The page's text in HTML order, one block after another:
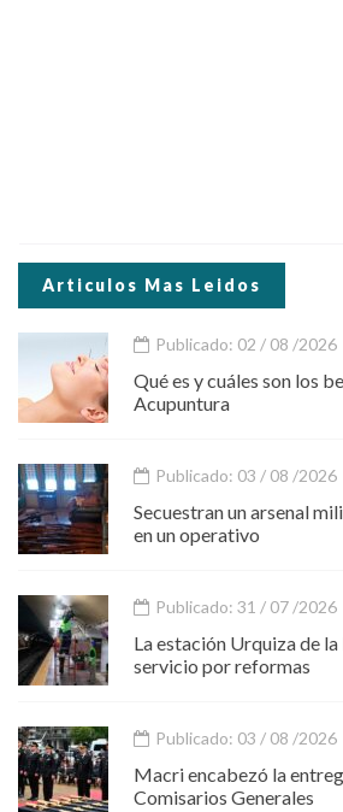
Articulos Mas Leidos
Publicado: 02 / 08 /2026
Qué es y cuáles son los
Acupuntura
Publicado: 03 / 08 /2026
Secuestran un arsenal
en un operativo
Publicado: 31 / 07 /2026
La estación Urquiza de la
servicio por reformas
Publicado: 03 / 08 /2026
Macri encabezó la
Comisarios Generales